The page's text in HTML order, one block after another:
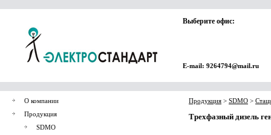
Выберите офис:
E-mail: 9264794@mail.ru
О компании
Продукция
SDMO
Продукция > SDMO >
Трехфазный дизель